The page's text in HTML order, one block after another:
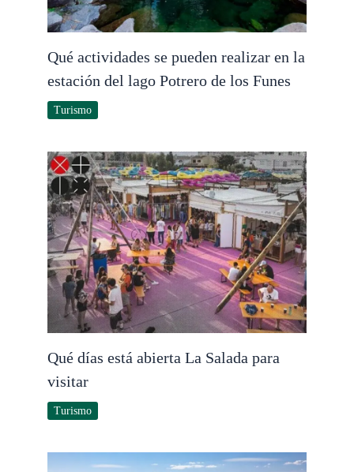
Qué actividades se pueden realizar en la
estación del lago Potrero de los Funes
Turismo
Qué días está abierta La Salada para
visitar
Turismo